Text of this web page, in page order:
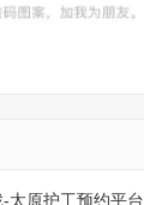
太原护工预约平台